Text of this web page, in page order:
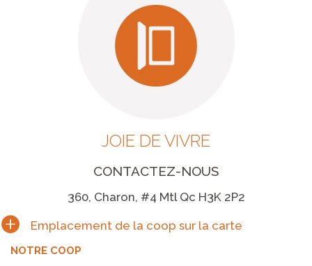
JOIE DE VIVRE
CONTACTEZ-NOUS
360, Charon, #4 Mtl Qc H3K 2P2
NOTRE COOP